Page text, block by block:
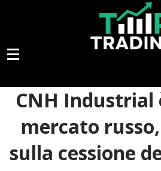
CNH Industrial
mercato
sulla cessione